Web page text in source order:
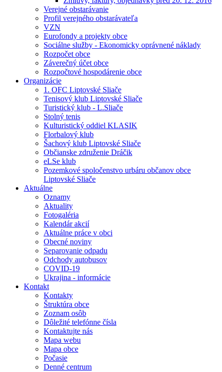
Verejné obstarávanie
Profil verejného obstarávateľa
VZN
Eurofondy a projekty obce
Sociálne služby - Ekonomicky oprávnené náklady
Rozpočet obce
Záverečný účet obce
Rozpočtové hospodárenie obce
Organizácie
1. OFC Liptovské Sliače
Tenisový klub Liptovské Sliače
Turistický klub - L.Sliače
Stolný tenis
Kulturistický oddiel KLASIK
Florbalový klub
Šachový klub Liptovské Sliače
Občianske združenie Dráčik
eLSe klub
Pozemkové spoločenstvo urbáru občanov obce
Liptovské Sliače
Aktuálne
Oznamy
Aktuality
Fotogaléria
Kalendár akcií
Aktuálne práce v obci
Obecné noviny
Separovanie odpadu
Odchody autobusov
COVID-19
Ukrajina - informácie
Kontakt
Kontakty
Štruktúra obce
Zoznam osôb
Dôležité telefónne čísla
Kontaktujte nás
Mapa webu
Mapa obce
Počasie
Denné centrum